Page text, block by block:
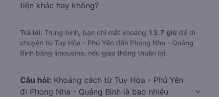
tiện khác hay không?
Trả lời: Trung bình, bạn chỉ mất khoảng 13.7 giờ để di
chuyển từ Tuy Hòa - Phú Yên đến Phong Nha - Quảng
Bình bằng limousine, nếu giao thông thuận lợi.
Câu hỏi: Khoảng cách từ Tuy Hòa - Phú Yên
đi Phong Nha - Quảng Bình là bao nhiêu